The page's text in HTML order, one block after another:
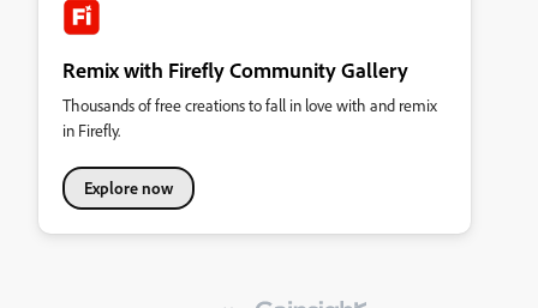
Remix with Firefly Community Gallery
Thousands of free creations to fall in love with and remix
in Firefly.
Explore now